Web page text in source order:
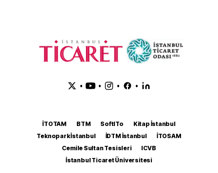
• • • •
İTOTAM BTM SoftITo
Kitap İstanbul
Teknopark İstanbul
İDTM İstanbul
İTOSAM
Cemile Sultan Tesisleri
ICVB
İstanbul Ticaret Üniversitesi